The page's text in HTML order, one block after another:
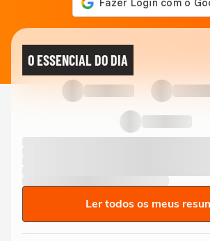
O ESSENCIAL DO DIA
Ler todos os meus